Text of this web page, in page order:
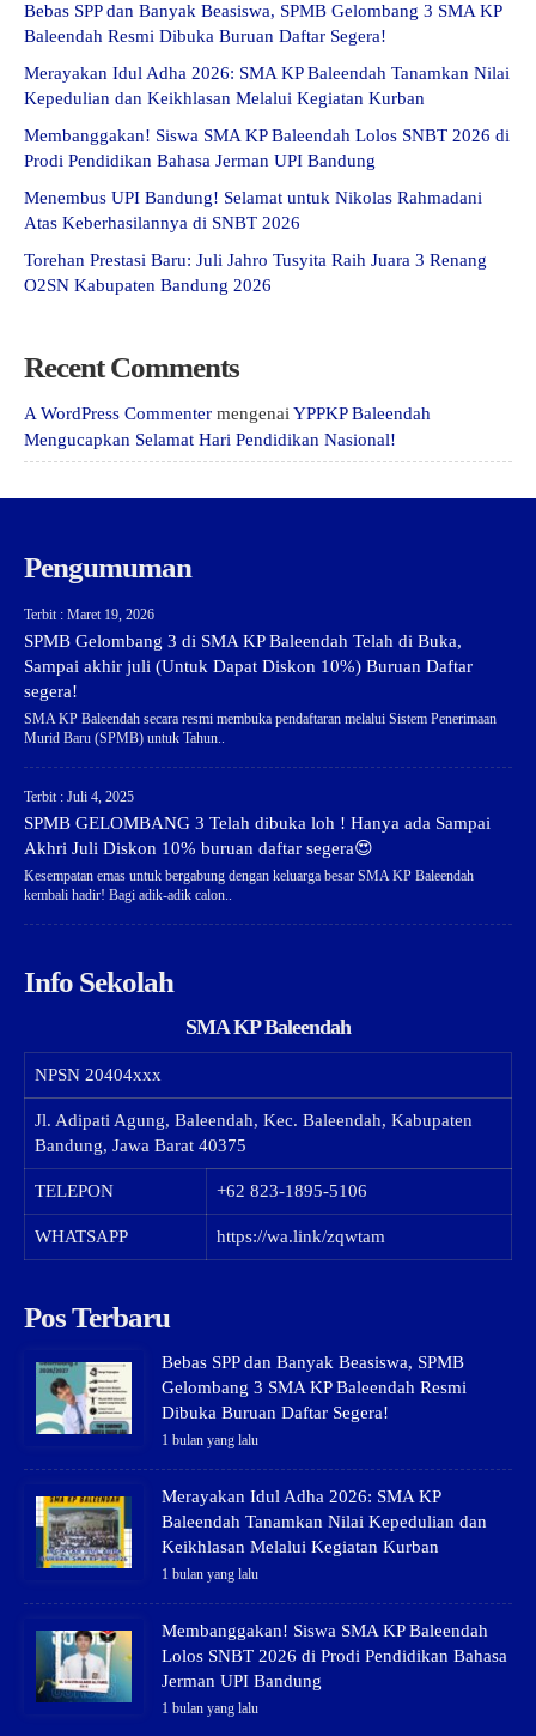
Bebas SPP dan Banyak Beasiswa, SPMB Gelombang 3 SMA KP
Baleendah Resmi Dibuka Buruan Daftar Segera!
Merayakan Idul Adha 2026: SMA KP Baleendah Tanamkan Nilai
Kepedulian dan Keikhlasan Melalui Kegiatan Kurban
Membanggakan! Siswa SMA KP Baleendah Lolos SNBT 2026 di
Prodi Pendidikan Bahasa Jerman UPI Bandung
Menembus UPI Bandung! Selamat untuk Nikolas Rahmadani
Atas Keberhasilannya di SNBT 2026
Torehan Prestasi Baru: Juli Jahro Tusyita Raih Juara 3 Renang
O2SN Kabupaten Bandung 2026
Recent Comments
A WordPress Commenter mengenai YPPKP Baleendah
Mengucapkan Selamat Hari Pendidikan Nasional!
Pengumuman
Terbit : Maret 19, 2026
SPMB Gelombang 3 di SMA KP Baleendah Telah di Buka,
Sampai akhir juli (Untuk Dapat Diskon 10%) Buruan Daftar
segera!
SMA KP Baleendah secara resmi membuka pendaftaran melalui Sistem Penerimaan
Murid Baru (SPMB) untuk Tahun..
Terbit : Juli 4, 2025
SPMB GELOMBANG 3 Telah dibuka loh ! Hanya ada Sampai
Akhri Juli Diskon 10% buruan daftar segera😍
Kesempatan emas untuk bergabung dengan keluarga besar SMA KP Baleendah
kembali hadir! Bagi adik-adik calon..
Info Sekolah
SMA KP Baleendah
NPSN 20404xxx
Jl. Adipati Agung, Baleendah, Kec. Baleendah, Kabupaten
Bandung, Jawa Barat 40375
TELEPON +62 823-1895-5106
WHATSAPP https://wa.link/zqwtam
Pos Terbaru
Bebas SPP dan Banyak Beasiswa, SPMB
Gelombang 3 SMA KP Baleendah Resmi
Dibuka Buruan Daftar Segera!
1 bulan yang lalu
Merayakan Idul Adha 2026: SMA KP
Baleendah Tanamkan Nilai Kepedulian dan
Keikhlasan Melalui Kegiatan Kurban
1 bulan yang lalu
Membanggakan! Siswa SMA KP Baleendah
Lolos SNBT 2026 di Prodi Pendidikan Bahasa
Jerman UPI Bandung
1 bulan yang lalu